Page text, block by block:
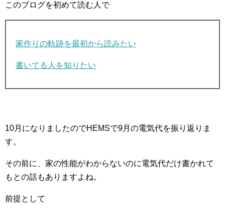
このブログを初めて読む人で
家作りの軌跡を最初から読みたい
書いてる人を知りたい
10月になりましたのでHEMSで9月の電気代を振り返りま
す。
その前に、家の性能がわからないのに電気代だけ書かれて
もとの話もありますよね。
前提として